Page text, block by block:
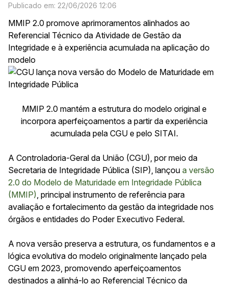
Publicado em: 22/06/2026 12:06
MMIP 2.0 promove aprimoramentos alinhados ao
Referencial Técnico da Atividade de Gestão da
Integridade e à experiência acumulada na aplicação do
modelo
MMIP 2.0 mantém a estrutura do modelo original e
incorpora aperfeiçoamentos a partir da experiência
acumulada pela CGU e pelo SITAI.
A Controladoria-Geral da União (CGU), por meio da
Secretaria de Integridade Pública (SIP), lançou a versão
2.0 do Modelo de Maturidade em Integridade Pública
(MMIP) , principal instrumento de referência para
avaliação e fortalecimento da gestão da integridade nos
órgãos e entidades do Poder Executivo Federal.
A nova versão preserva a estrutura, os fundamentos e a
lógica evolutiva do modelo originalmente lançado pela
CGU em 2023, promovendo aperfeiçoamentos
destinados a alinhá-lo ao Referencial Técnico da